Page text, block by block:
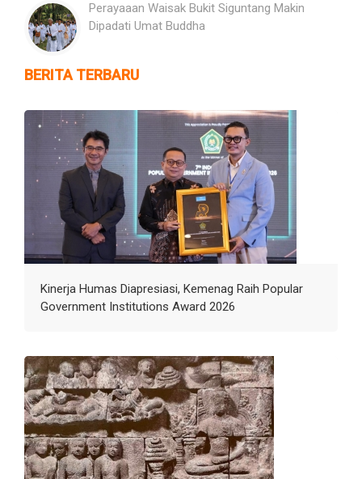
Perayaaan Waisak Bukit Siguntang Makin
Dipadati Umat Buddha
BERITA TERBARU
Kinerja Humas Diapresiasi, Kemenag Raih Popular
Government Institutions Award 2026